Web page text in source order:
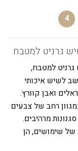
4
גרניט למטבח
גרניט למטבח,
לשיש איכותי
ואבן קוורץ.
רחב של צבעים
מרהיבים.
של שימושים, הן